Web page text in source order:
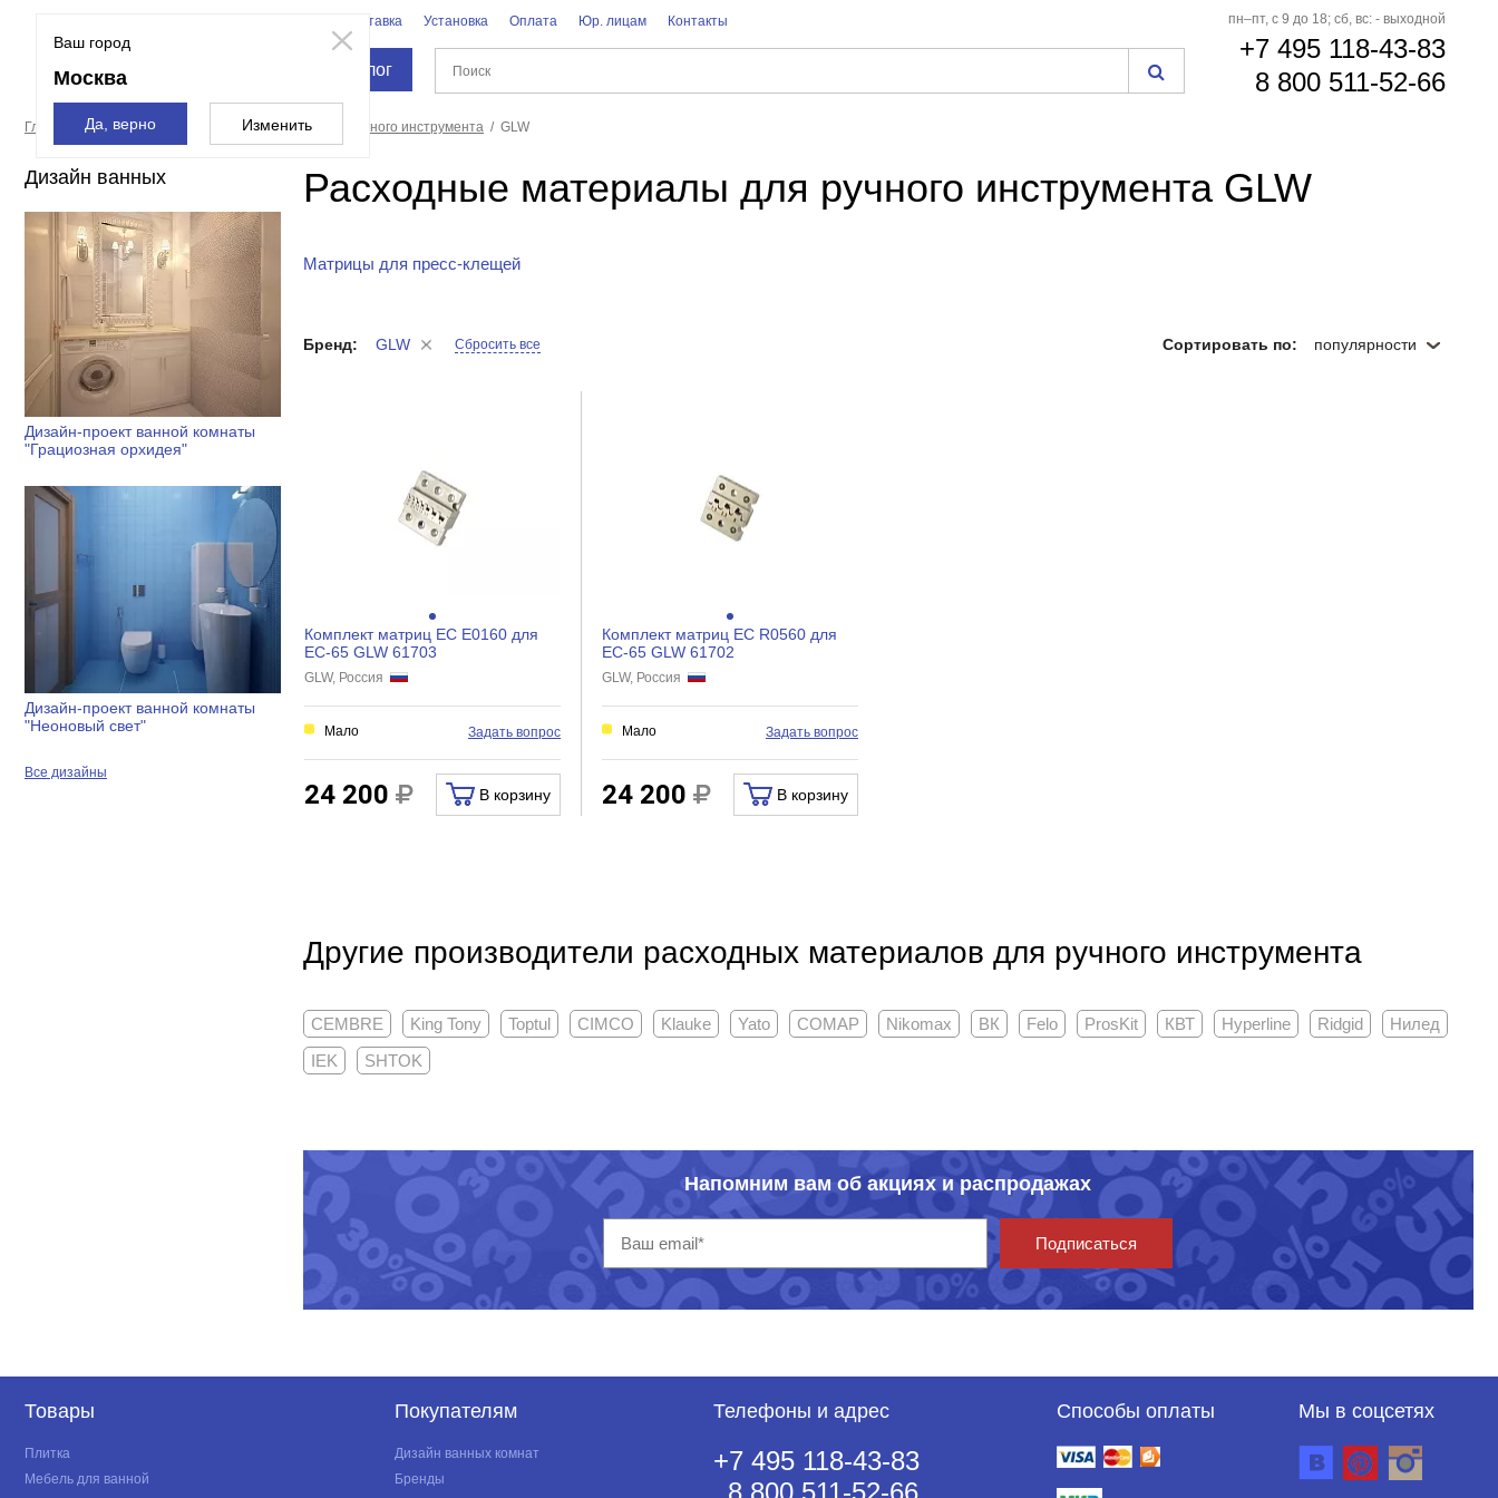
Ваш город
Москва
Да, верно Изменить
Доставка Установка Оплата Юр. лицам Контакты
Каталог
пн–пт, с 9 до 18; сб, вс: - выходной
+7 495 118-43-83
8 800 511-52-66
Главная страница Расходные материалы Для ручного инструмента GLW
Дизайн ванных
Дизайн-проект ванной комнаты
"Грациозная орхидея"
Дизайн-проект ванной комнаты
"Неоновый свет"
Все дизайны
Расходные материалы для ручного инструмента GLW
Матрицы для пресс-клещей
Бренд: GLW Сбросить все Сортировать по: популярности
Комплект матриц EC E0160 для
EC-65 GLW 61703
GLW, Россия
Мало Задать вопрос
24 200 В корзину
Комплект матриц EC R0560 для
EC-65 GLW 61702
GLW, Россия
Мало Задать вопрос
24 200 В корзину
Другие производители расходных материалов для ручного инструмента
CEMBRE King Tony Toptul CIMCO Klauke Yato COMAP Nikomax ВК Felo ProsKit КВТ Hyperline Ridgid
Нилед
IEK
SHTOK
Напомним вам об акциях и распродажах
Подписаться
Товары
Плитка
Мебель для ванной
Покупателям
Дизайн ванных комнат
Бренды
Телефоны и адрес
+7 495 118-43-83
8 800 511-52-66
Способы оплаты Мы в соцсетях